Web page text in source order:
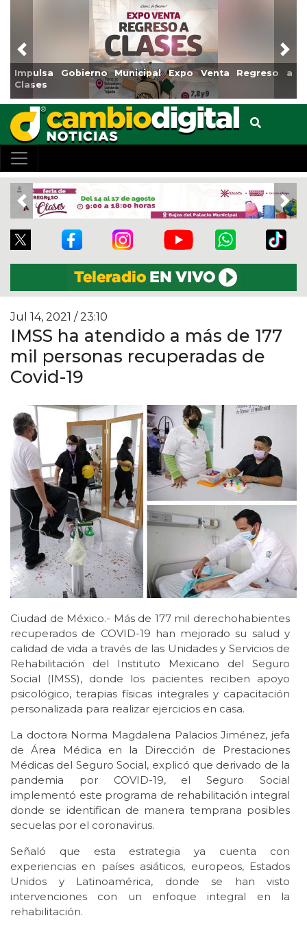
a
Reabrirá Coatzacoalcos la Alberca Semiolímpica
Previous
Previous
Jul 14, 2021 / 23:10
IMSS ha atendido a más de 177
mil personas recuperadas de
Covid-19
Ciudad de México.- Más de 177 mil derechohabientes
recuperados de COVID-19 han mejorado su salud y
calidad de vida a través de las Unidades y Servicios de
Rehabilitación del Instituto Mexicano del Seguro
Social (IMSS), donde los pacientes reciben apoyo
psicológico, terapias físicas integrales y capacitación
personalizada para realizar ejercicios en casa.
La doctora Norma Magdalena Palacios Jiménez, jefa
de Área Médica en la Dirección de Prestaciones
Médicas del Seguro Social, explicó que derivado de la
pandemia por COVID-19, el Seguro Social
implementó este programa de rehabilitación integral
donde se identifican de manera temprana posibles
secuelas por el coronavirus.
Señaló que esta estrategia ya cuenta con
experiencias en países asiáticos, europeos, Estados
Unidos y Latinoamérica, donde se han visto
intervenciones con un enfoque integral en la
rehabilitación.